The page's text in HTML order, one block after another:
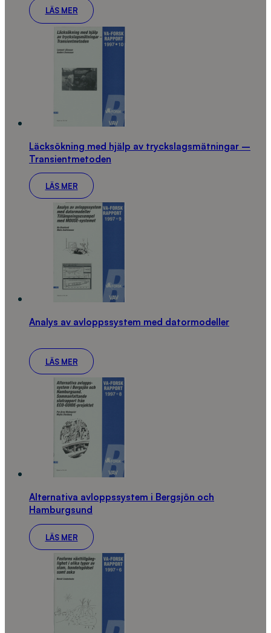
LÄS MER
Läcksökning med hjälp av tryckslagsmätningar –
Transientmetoden
LÄS MER
Analys av avloppssystem med datormodeller
LÄS MER
Alternativa avloppssystem i Bergsjön och
Hamburgsund
LÄS MER